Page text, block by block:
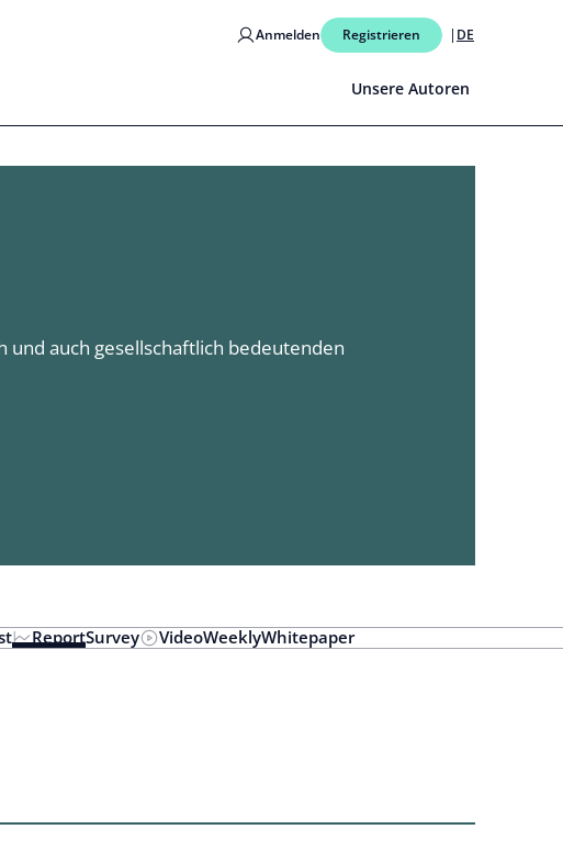
Anmelden Registrieren DE
Unsere Autoren
auch gesellschaftlich bedeutenden
ReportSurvey VideoWeeklyWhitepaper